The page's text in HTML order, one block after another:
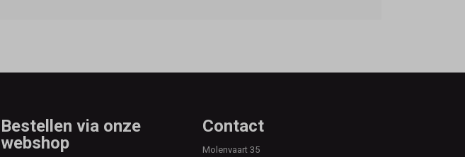
Bestellen via onze
webshop
Contact
Molenvaart 35